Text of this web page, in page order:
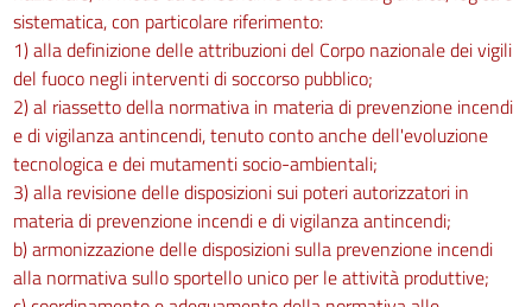
sistematica, con particolare riferimento:
1) alla definizione delle attribuzioni del Corpo nazionale dei vigili
del fuoco negli interventi di soccorso pubblico;
2) al riassetto della normativa in materia di prevenzione incendi
e di vigilanza antincendi, tenuto conto anche dell'evoluzione
tecnologica e dei mutamenti socio-ambientali;
3) alla revisione delle disposizioni sui poteri autorizzatori in
materia di prevenzione incendi e di vigilanza antincendi;
b) armonizzazione delle disposizioni sulla prevenzione incendi
alla normativa sullo sportello unico per le attività produttive;